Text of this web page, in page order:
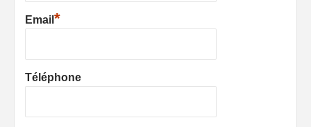
Email *
Téléphone